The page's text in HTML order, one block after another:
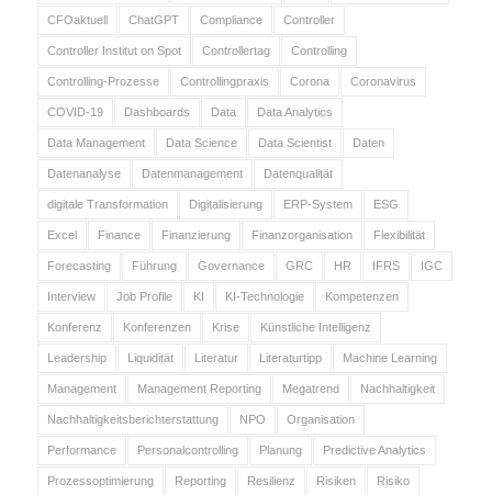
CFOaktuell ChatGPT Compliance Controller
Controller Institut on Spot Controllertag Controlling
Controlling-Prozesse Controllingpraxis Corona Coronavirus
COVID-19 Dashboards Data Data Analytics
Data Management Data Science Data Scientist Daten
Datenanalyse Datenmanagement Datenqualität
digitale Transformation Digitalisierung ERP-System ESG
Excel Finance Finanzierung Finanzorganisation Flexibilität
Forecasting Führung Governance GRC HR IFRS IGC
Interview Job Profile KI KI-Technologie Kompetenzen
Konferenz Konferenzen Krise Künstliche Intelligenz
Leadership Liquidität Literatur Literaturtipp Machine Learning
Management Management Reporting Megatrend Nachhaltigkeit
Nachhaltigkeitsberichterstattung NPO Organisation
Performance Personalcontrolling Planung Predictive Analytics
Prozessoptimierung Reporting Resilienz Risiken Risiko